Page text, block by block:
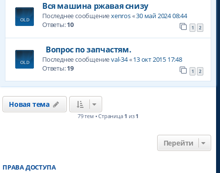
Вся машина ржавая снизу
Последнее сообщениеxenros«30 май 2024 08:44
Ответы:10 1 2
Вопрос по запчастям.
Последнее сообщениеval-34«13 окт 2015 17:48
Ответы:19 1 2
Новая тема
79 тем • Страница 1 из 1
Перейти
ПРАВА ДОСТУПА